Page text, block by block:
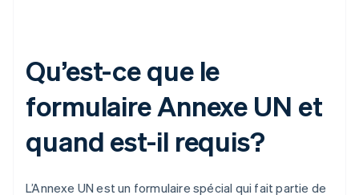
Qu’est-ce que le
formulaire Annexe UN et
quand est-il requis?
L’Annexe UN est un formulaire spécial qui fait partie de